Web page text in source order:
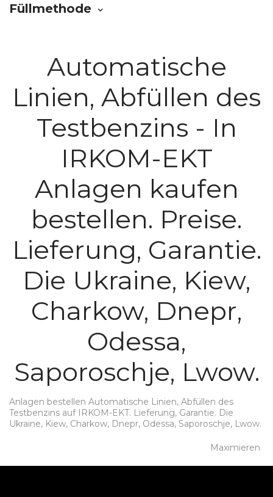
Füllmethode
Automatische
Linien, Abfüllen des
Testbenzins - In
IRKOM-EKT
Anlagen kaufen
bestellen. Preise.
Lieferung, Garantie.
Die Ukraine, Kiew,
Charkow, Dnepr,
Odessa,
Saporoschje, Lwow.
Anlagen bestellen Automatische Linien, Abfüllen des
Testbenzins auf IRKOM-EKT. Lieferung, Garantie. Die
Ukraine, Kiew, Charkow, Dnepr, Odessa, Saporoschje, Lwow.
Maximieren